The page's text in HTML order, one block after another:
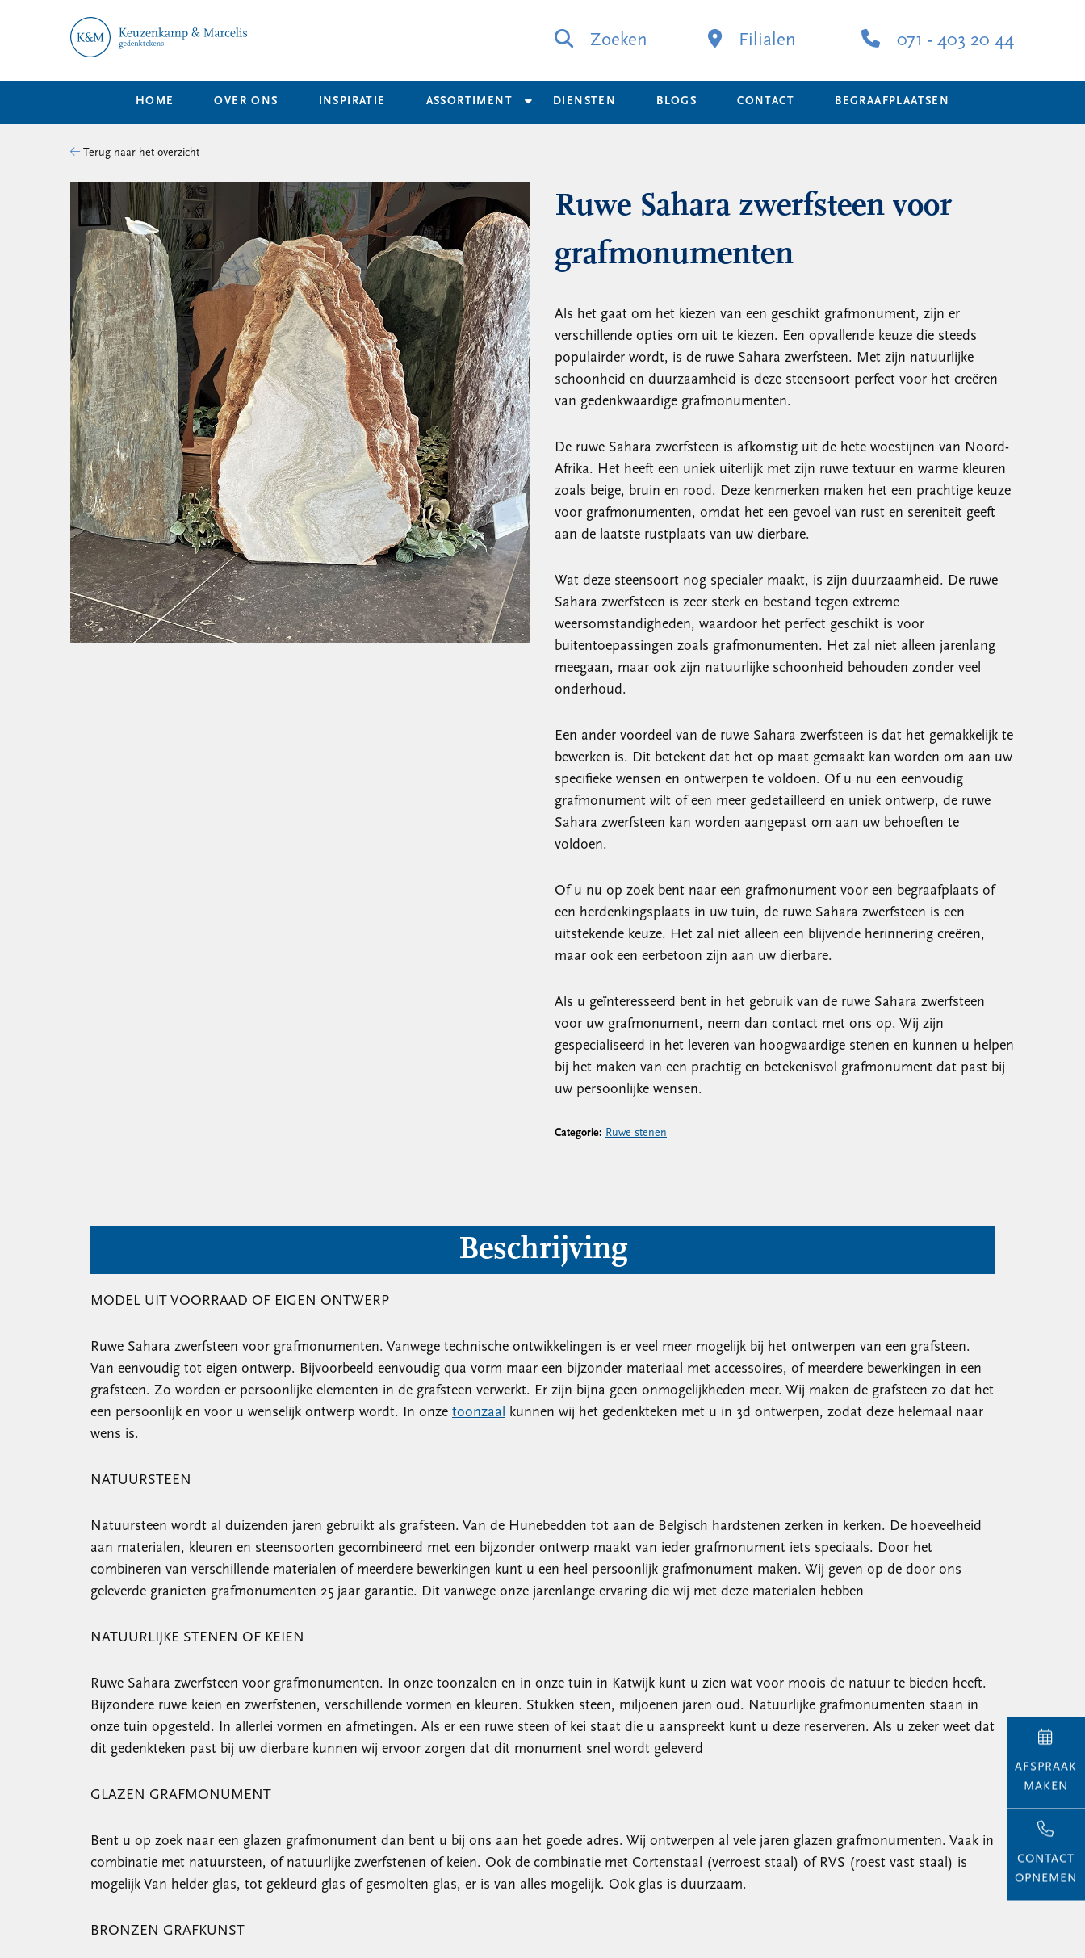
Zoeken Filialen 071 - 403 20 44
HOME OVER ONS INSPIRATIE ASSORTIMENT DIENSTEN BLOGS CONTACT BEGRAAFPLAATSEN
Terug naar het overzicht
Ruwe Sahara zwerfsteen voor
grafmonumenten
Als het gaat om het kiezen van een geschikt grafmonument, zijn er
verschillende opties om uit te kiezen. Een opvallende keuze die steeds
populairder wordt, is de ruwe Sahara zwerfsteen. Met zijn natuurlijke
schoonheid en duurzaamheid is deze steensoort perfect voor het creëren
van gedenkwaardige grafmonumenten.
De ruwe Sahara zwerfsteen is afkomstig uit de hete woestijnen van Noord-
Afrika. Het heeft een uniek uiterlijk met zijn ruwe textuur en warme kleuren
zoals beige, bruin en rood. Deze kenmerken maken het een prachtige keuze
voor grafmonumenten, omdat het een gevoel van rust en sereniteit geeft
aan de laatste rustplaats van uw dierbare.
Wat deze steensoort nog specialer maakt, is zijn duurzaamheid. De ruwe
Sahara zwerfsteen is zeer sterk en bestand tegen extreme
weersomstandigheden, waardoor het perfect geschikt is voor
buitentoepassingen zoals grafmonumenten. Het zal niet alleen jarenlang
meegaan, maar ook zijn natuurlijke schoonheid behouden zonder veel
onderhoud.
Een ander voordeel van de ruwe Sahara zwerfsteen is dat het gemakkelijk te
bewerken is. Dit betekent dat het op maat gemaakt kan worden om aan uw
specifieke wensen en ontwerpen te voldoen. Of u nu een eenvoudig
grafmonument wilt of een meer gedetailleerd en uniek ontwerp, de ruwe
Sahara zwerfsteen kan worden aangepast om aan uw behoeften te
voldoen.
Of u nu op zoek bent naar een grafmonument voor een begraafplaats of
een herdenkingsplaats in uw tuin, de ruwe Sahara zwerfsteen is een
uitstekende keuze. Het zal niet alleen een blijvende herinnering creëren,
maar ook een eerbetoon zijn aan uw dierbare.
Als u geïnteresseerd bent in het gebruik van de ruwe Sahara zwerfsteen
voor uw grafmonument, neem dan contact met ons op. Wij zijn
gespecialiseerd in het leveren van hoogwaardige stenen en kunnen u helpen
bij het maken van een prachtig en betekenisvol grafmonument dat past bij
uw persoonlijke wensen.
Categorie: Ruwe stenen
Beschrijving
MODEL UIT VOORRAAD OF EIGEN ONTWERP
Ruwe Sahara zwerfsteen voor grafmonumenten. Vanwege technische ontwikkelingen is er veel meer mogelijk bij het ontwerpen van een grafsteen.
Van eenvoudig tot eigen ontwerp. Bijvoorbeeld eenvoudig qua vorm maar een bijzonder materiaal met accessoires, of meerdere bewerkingen in een
grafsteen. Zo worden er persoonlijke elementen in de grafsteen verwerkt. Er zijn bijna geen onmogelijkheden meer. Wij maken de grafsteen zo dat het
een persoonlijk en voor u wenselijk ontwerp wordt. In onze toonzaal kunnen wij het gedenkteken met u in 3d ontwerpen, zodat deze helemaal naar
wens is.
NATUURSTEEN
Natuursteen wordt al duizenden jaren gebruikt als grafsteen. Van de Hunebedden tot aan de Belgisch hardstenen zerken in kerken. De hoeveelheid
aan materialen, kleuren en steensoorten gecombineerd met een bijzonder ontwerp maakt van ieder grafmonument iets speciaals. Door het
combineren van verschillende materialen of meerdere bewerkingen kunt u een heel persoonlijk grafmonument maken. Wij geven op de door ons
geleverde granieten grafmonumenten 25 jaar garantie. Dit vanwege onze jarenlange ervaring die wij met deze materialen hebben
NATUURLIJKE STENEN OF KEIEN
Ruwe Sahara zwerfsteen voor grafmonumenten. In onze toonzalen en in onze tuin in Katwijk kunt u zien wat voor moois de natuur te bieden heeft.
Bijzondere ruwe keien en zwerfstenen, verschillende vormen en kleuren. Stukken steen, miljoenen jaren oud. Natuurlijke grafmonumenten staan in
onze tuin opgesteld. In allerlei vormen en afmetingen. Als er een ruwe steen of kei staat die u aanspreekt kunt u deze reserveren. Als u zeker weet dat
dit gedenkteken past bij uw dierbare kunnen wij ervoor zorgen dat dit monument snel wordt geleverd
GLAZEN GRAFMONUMENT
Bent u op zoek naar een glazen grafmonument dan bent u bij ons aan het goede adres. Wij ontwerpen al vele jaren glazen grafmonumenten. Vaak in
combinatie met natuursteen, of natuurlijke zwerfstenen of keien. Ook de combinatie met Cortenstaal (verroest staal) of RVS (roest vast staal) is
mogelijk Van helder glas, tot gekleurd glas of gesmolten glas, er is van alles mogelijk. Ook glas is duurzaam.
BRONZEN GRAFKUNST
AFSPRAAK
MAKEN
CONTACT
OPNEMEN